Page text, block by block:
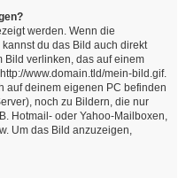
werden. Wenn die
du das Bild auch direkt
Bild verlinken, das auf einem
www.domain.tld/mein-bild.gif.
auf deinem eigenen PC befinden
noch zu Bildern, die nur
Hotmail- oder Yahoo-Mailboxen,
Um das Bild anzuzeigen,